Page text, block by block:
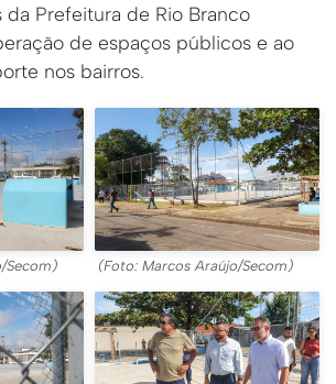
da Prefeitura de Rio Branco
de espaços públicos e ao
nos bairros.
Secom) (Foto: Marcos Araújo/Secom)